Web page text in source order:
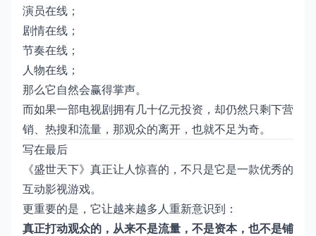
演员在线；
剧情在线；
节奏在线；
人物在线；
那么它自然会赢得掌声。
而如果一部电视剧拥有几十亿元投资，却仍然只剩下营
销、热搜和流量，那观众的离开，也就不足为奇。
写在最后
《盛世天下》真正让人惊喜的，不只是它是一款优秀的
互动影视游戏。
更重要的是，它让越来越多人重新意识到：
真正打动观众的，从来不是流量，不是资本，也不是铺